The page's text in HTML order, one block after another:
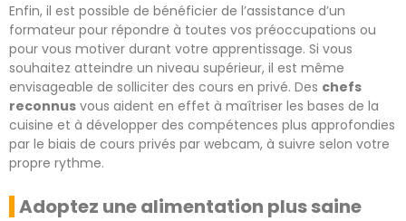
Enfin, il est possible de bénéficier de l’assistance d’un
formateur pour répondre à toutes vos préoccupations ou
pour vous motiver durant votre apprentissage. Si vous
souhaitez atteindre un niveau supérieur, il est même
envisageable de solliciter des cours en privé. Des chefs
reconnus vous aident en effet à maîtriser les bases de la
cuisine et à développer des compétences plus approfondies
par le biais de cours privés par webcam, à suivre selon votre
propre rythme.
Adoptez une alimentation plus saine